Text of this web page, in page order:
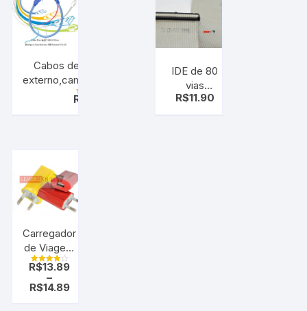
Cabos de dados v3 p/ HD
externo,camera,GPS,filmadora
Avaliação
R$
IDE de 80
vias
(antecessor
R$11.90
Carregador
de Viagem
USB , Para
todos
celulares
Avaliação
de 5
R$13.89
–
R$14.89